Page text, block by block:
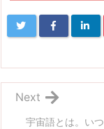
宇宙語とは。い
Next